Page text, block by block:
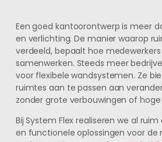
Een goed kantoorontwerp is meer
en verlichting. De manier waarop
verdeeld, bepaalt hoe
samenwerken. Steeds meer
voor flexibele wandsystemen. Ze
ruimtes aan te passen aan
zonder grote verbouwingen of hoge
Bij System Flex realiseren we al
en functionele oplossingen voor de